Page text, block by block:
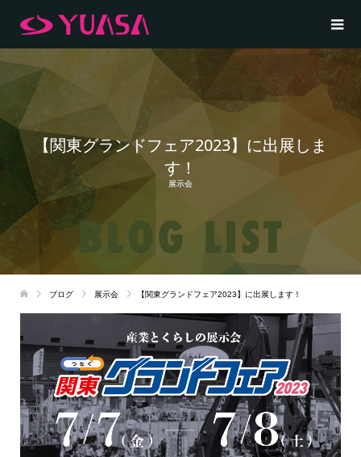
【関東グランドフェア2023】に出展しま
す！
展示会
ブログ 展示会 【関東グランドフェア2023】に出展します！